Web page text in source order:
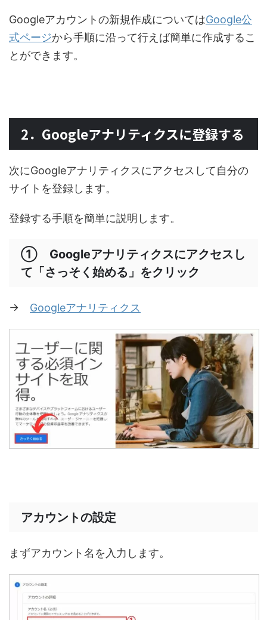
Googleアカウントの新規作成についてはGoogle公
式ページから手順に沿って行えば簡単に作成するこ
とができます。
2．Googleアナリティクスに登録する
次にGoogleアナリティクスにアクセスして自分の
サイトを登録します。
登録する手順を簡単に説明します。
① Googleアナリティクスにアクセスし
て「さっそく始める」をクリック
→ Googleアナリティクス
アカウントの設定
まずアカウント名を入力します。